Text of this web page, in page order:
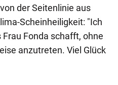
der Seitenlinie aus
Scheinheiligkeit: "Ich
Fonda schafft, ohne
anzutreten. Viel Glück